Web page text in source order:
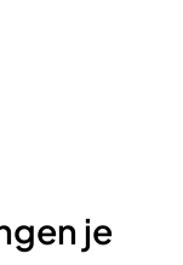
je